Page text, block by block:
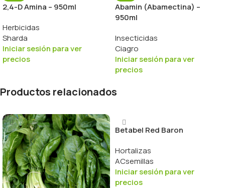
2,4-D Amina – 950ml
Herbicidas
Sharda
Iniciar sesión para ver
precios
Abamin (Abamectina) –
950ml
Insecticidas
Ciagro
Iniciar sesión para ver
precios
Productos relacionados
Betabel Red Baron
Hortalizas
ACsemillas
Iniciar sesión para ver
precios